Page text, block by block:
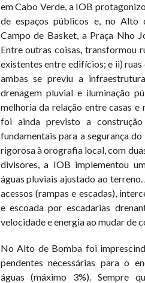
em Cabo Verde, a IOB
de espaços públicos e, no Alto
Campo de Basket, a Praça Nho
Entre outras coisas, transformou
existentes entre edifícios; e ii) ruas
ambas se previu a
drenagem pluvial e iluminação
melhoria da relação entre casas e
foi ainda previsto a
fundamentais para a segurança
rigorosa à orografia local, com
divisores, a IOB implementou
águas pluviais ajustado ao
acessos (rampas e escadas),
e escoada por escadarias
velocidade e energia ao mudar de
No Alto de Bomba foi
pendentes necessárias para o
águas (máximo 3%). Sempre